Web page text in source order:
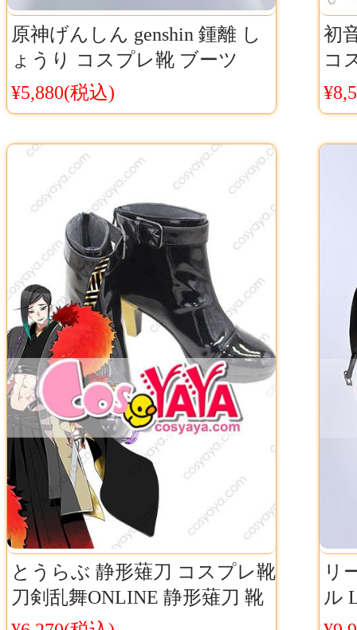
原神げんしん genshin 鍾離 し
ょうり コスプレ靴 ブーツ
Cosyaya通販 送料無料
¥5,880(税込)
初
コ
ロ
メ
とうらぶ 静形薙刀 コスプレ靴
刀剣乱舞ONLINE 静形薙刀 靴
オーダーメイド
リ
ル
コ